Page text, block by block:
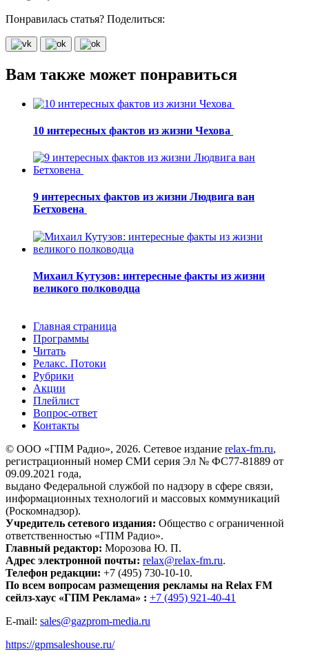
Понравилась статья? Поделиться:
Вам также может понравиться
10 интересных фактов из жизни Чехова
9 интересных фактов из жизни Людвига ван
Бетховена
Михаил Кутузов: интересные факты из жизни
великого полководца
Главная страница
Программы
Читать
Релакс. Потоки
Рубрики
Акции
Плейлист
Вопрос-ответ
Контакты
© ООО «ГПМ Радио», 2026. Сетевое издание relax-fm.ru,
регистрационный номер СМИ серия Эл № ФС77-81889 от
09.09.2021 года,
выдано Федеральной службой по надзору в сфере связи,
информационных технологий и массовых коммуникаций
(Роскомнадзор).
Учредитель сетевого издания: Общество с ограниченной
ответственностью «ГПМ Радио».
Главный редактор: Морозова Ю. П.
Адрес электронной почты: relax@relax-fm.ru.
Телефон редакции: +7 (495) 730-10-10.
По всем вопросам размещения рекламы на Relax FM
сейлз-хаус «ГПМ Реклама» : +7 (495) 921-40-41
E-mail: sales@gazprom-media.ru
https://gpmsaleshouse.ru/